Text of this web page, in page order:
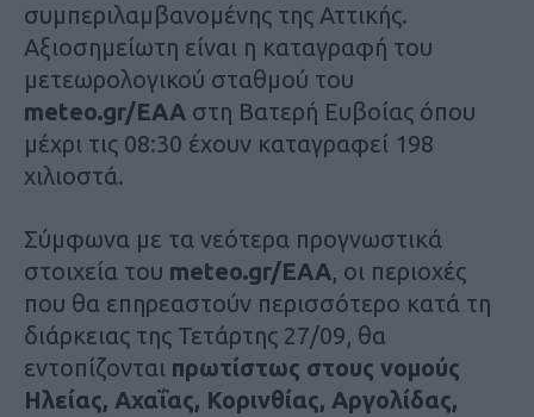
συμπεριλαμβανομένης της Αττικής.
Αξιοσημείωτη είναι η καταγραφή του
μετεωρολογικού σταθμού του
meteo.gr/EAA στη Βατερή Ευβοίας όπου
μέχρι τις 08:30 έχουν καταγραφεί 198
χιλιοστά.
Σύμφωνα με τα νεότερα προγνωστικά
στοιχεία του meteo.gr/EAA, οι περιοχές
που θα επηρεαστούν περισσότερο κατά τη
διάρκειας της Τετάρτης 27/09, θα
εντοπίζονται πρωτίστως στους νομούς
Ηλείας, Αχαΐας, Κορινθίας, Αργολίδας,